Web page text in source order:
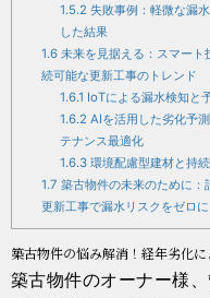
1.5.2 失敗事例：軽微な漏
した結果
1.6 未来を見据える：スマート
続可能な更新工事のトレンド
1.6.1 IoTによる漏水検知と
1.6.2 AIを活用した劣化予
テナンス最適化
1.6.3 環境配慮型建材と持
1.7 築古物件の未来のために：
更新工事で漏水リスクをゼロに
築古物件の悩み解消！経年劣化
築古物件のオーナー様